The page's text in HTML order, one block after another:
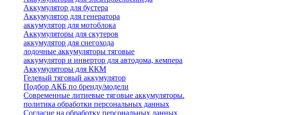
Аккумулятор для бустера
Аккумулятор для генератора
аккумулятор для мотоблока
Аккумуляторы для скутеров
аккумулятор для снегохода
лодочные аккумуляторы тяговые
аккумулятор и инвертор для автодома, кемпера
Аккумуляторы для ККМ
Гелевый тяговый аккумулятор
Подбор АКБ по бренду/модели
Современные литиевые тяговые аккумуляторы.
политика обработки персональных данных
Согласие на обработку персональных данных